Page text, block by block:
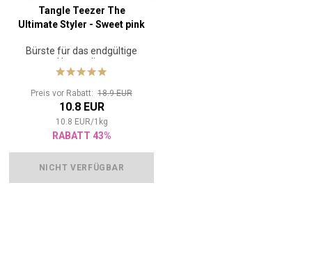
Tangle Teezer The
Ultimate Styler - Sweet pink
Bürste für das endgültige
Haarstyling
Preis vor Rabatt: 18.9 EUR
10.8 EUR
10.8 EUR/1 kg
RABATT 43%
NICHT VERFÜGBAR